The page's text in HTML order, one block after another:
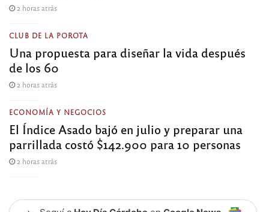
2 horas atrás
CLUB DE LA POROTA
Una propuesta para diseñar la vida después
de los 60
2 horas atrás
ECONOMÍA Y NEGOCIOS
El Índice Asado bajó en julio y preparar una
parrillada costó $142.900 para 10 personas
2 horas atrás